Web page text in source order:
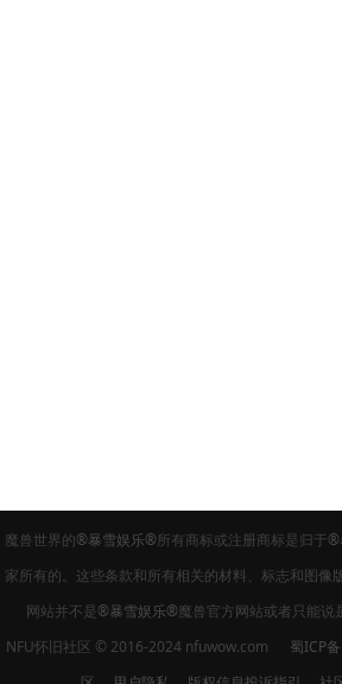
魔兽世界的®暴雪娱乐®所有商标或注册商标是归于®
家所有的。这些条款和所有相关的材料、标志和图像
网站并不是®暴雪娱乐®魔兽官方网站或者只能说
NFU怀旧社区 © 2016-2024 nfuwow.com
蜀ICP